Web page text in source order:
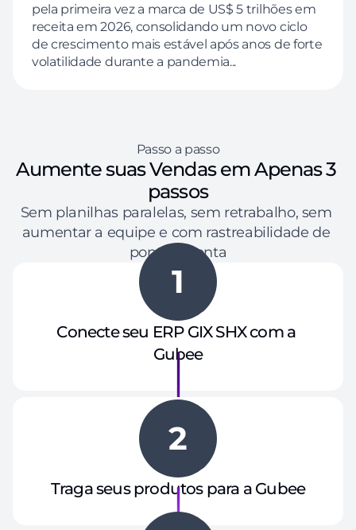
pela primeira vez a marca de US$ 5 trilhões em
receita em 2026, consolidando um novo ciclo
de crescimento mais estável após anos de forte
volatilidade durante a pandemia...
Passo a passo
Aumente suas Vendas em Apenas 3
passos
Sem planilhas paralelas, sem retrabalho, sem
aumentar a equipe e com rastreabilidade de
ponta a ponta
1
Conecte seu ERP GIX SHX com a
Gubee
2
Traga seus produtos para a Gubee